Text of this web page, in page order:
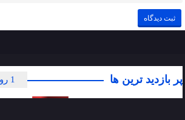
پر بازدید ترین ها 1 روز